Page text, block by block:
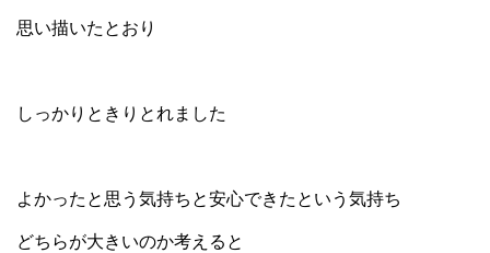
思い描いたとおり
しっかりときりとれました
よかったと思う気持ちと安心できたという気持ち
どちらが大きいのか考えると